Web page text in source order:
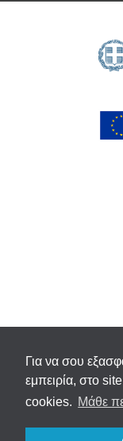
Για να σου
εμπειρία, στο
cookies. Μάθε